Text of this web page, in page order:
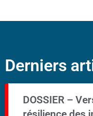
Derniers
DOSSIER –